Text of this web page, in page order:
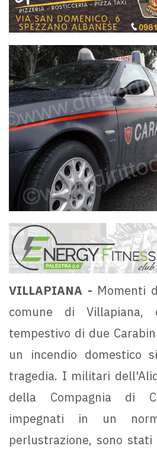
VILLAPIANA - Momenti
comune di Villapiana,
tempestivo di due
un incendio domestico
tragedia. I militari
della Compagnia di
impegnati in un
perlustrazione, sono